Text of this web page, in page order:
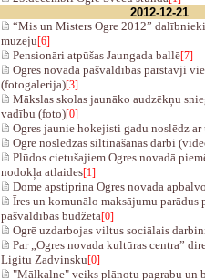
2012-12-21
“Mis un Misters Ogre 2012”
muzeju[6]
Pensionāri atpūšas Jaungada ballē[7]
Ogres novada pašvaldības pārstāvji
(fotogalerija)[3]
Mākslas skolas jaunāko audzēkņu
vadību (foto)[0]
Ogres jaunie hokejisti gadu noslēdz
Ogrē noslēdzas siltināšanas darbi
Plūdos cietušajiem Ogres novadā
nodokļa atlaides[1]
Dome apstiprina Ogres novada
Īres un komunālo maksājumu parādus
pašvaldības budžeta[0]
Ogrē uzdarbojas viltus sociālais
Par „Ogres novada kultūras centra”
Ligitu Zadvinsku[0]
"Mālkalne" veiks plānotu pagrabu un